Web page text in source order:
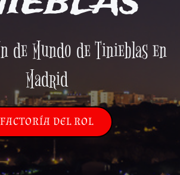
de Mundo de Tinieblas en
Madrid
FACTORÍA DEL ROL